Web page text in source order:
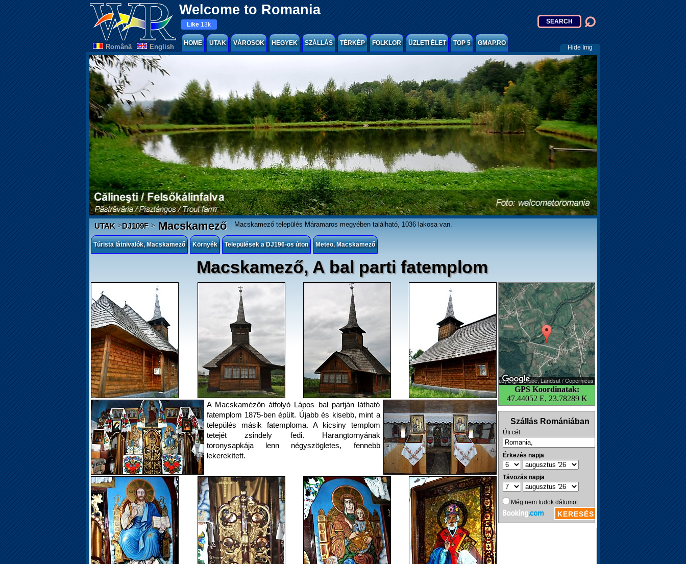
Welcome to Romania
Românã English
Like 13k
HOME UTAK VÁROSOK HEGYEK SZÁLLÁS TÉRKÉP FOLKLOR ÜZLETI ÉLET TOP 5 GMAP.RO
Hide Img
UTAK>DJ109F>Macskamező Macskamező település Máramaros megyében található, 1036 lakosa van.
Túrista látnivalók, Macskamező Környék Települések a DJ196-os úton Meteo, Macskamező
Macskamező, A bal parti fatemplom
GPS Koordinatak:
47.44052 E, 23.78289 K
A Macskamézőn átfolyó Lápos bal partján látható
fatemplom 1875-ben épült. Újabb és kisebb, mint a
település másik fatemploma. A kicsiny templom
tetejét zsindely fedi. Harangtornyának
toronysapkája lenn négyszögletes, fennebb
lekerekített.